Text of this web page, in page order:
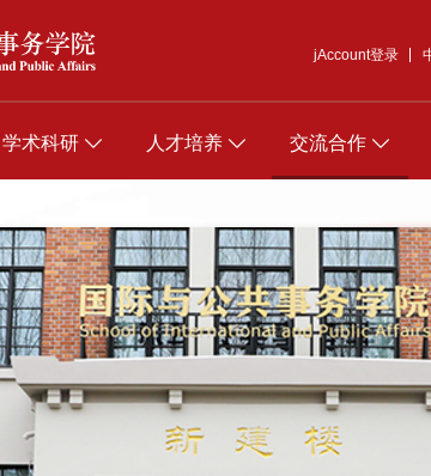
jAccount登录
学术科研 人才培养 交流合作